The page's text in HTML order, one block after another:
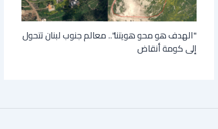
"الهدف هو محو هويتنا".. معالم جنوب لبنان تتحول
إلى كومة أنقاض